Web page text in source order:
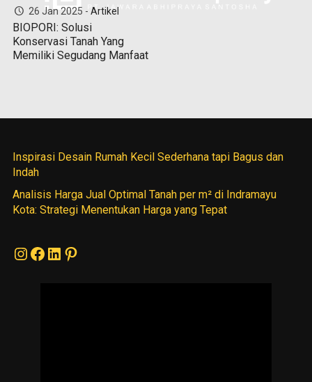
26 Jan 2025 - Artikel
BIOPORI: Solusi
Konservasi Tanah Yang
Memiliki Segudang Manfaat
Inspirasi Desain Rumah Kecil Sederhana tapi Bagus dan
Indah
Analisis Harga Jual Optimal Tanah per m² di Indramayu
Kota: Strategi Menentukan Harga yang Tepat
Instagram
Facebook
LinkedIn
Pinterest